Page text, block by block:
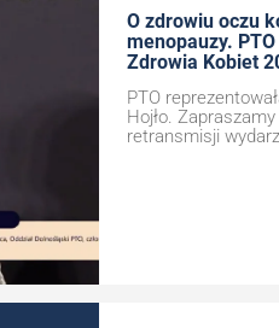
O zdrowiu oczu
menopauzy.
Zdrowia Kobiet
PTO
Hojło.
retransmisji